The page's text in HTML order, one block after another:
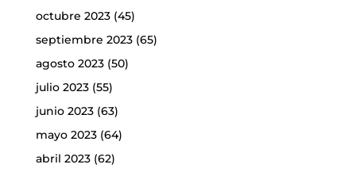
octubre 2023(45)
septiembre 2023(65)
agosto 2023(50)
julio 2023(55)
junio 2023(63)
mayo 2023(64)
abril 2023(62)